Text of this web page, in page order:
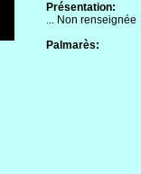
Présentation:
... Non renseignée
Palmarès: